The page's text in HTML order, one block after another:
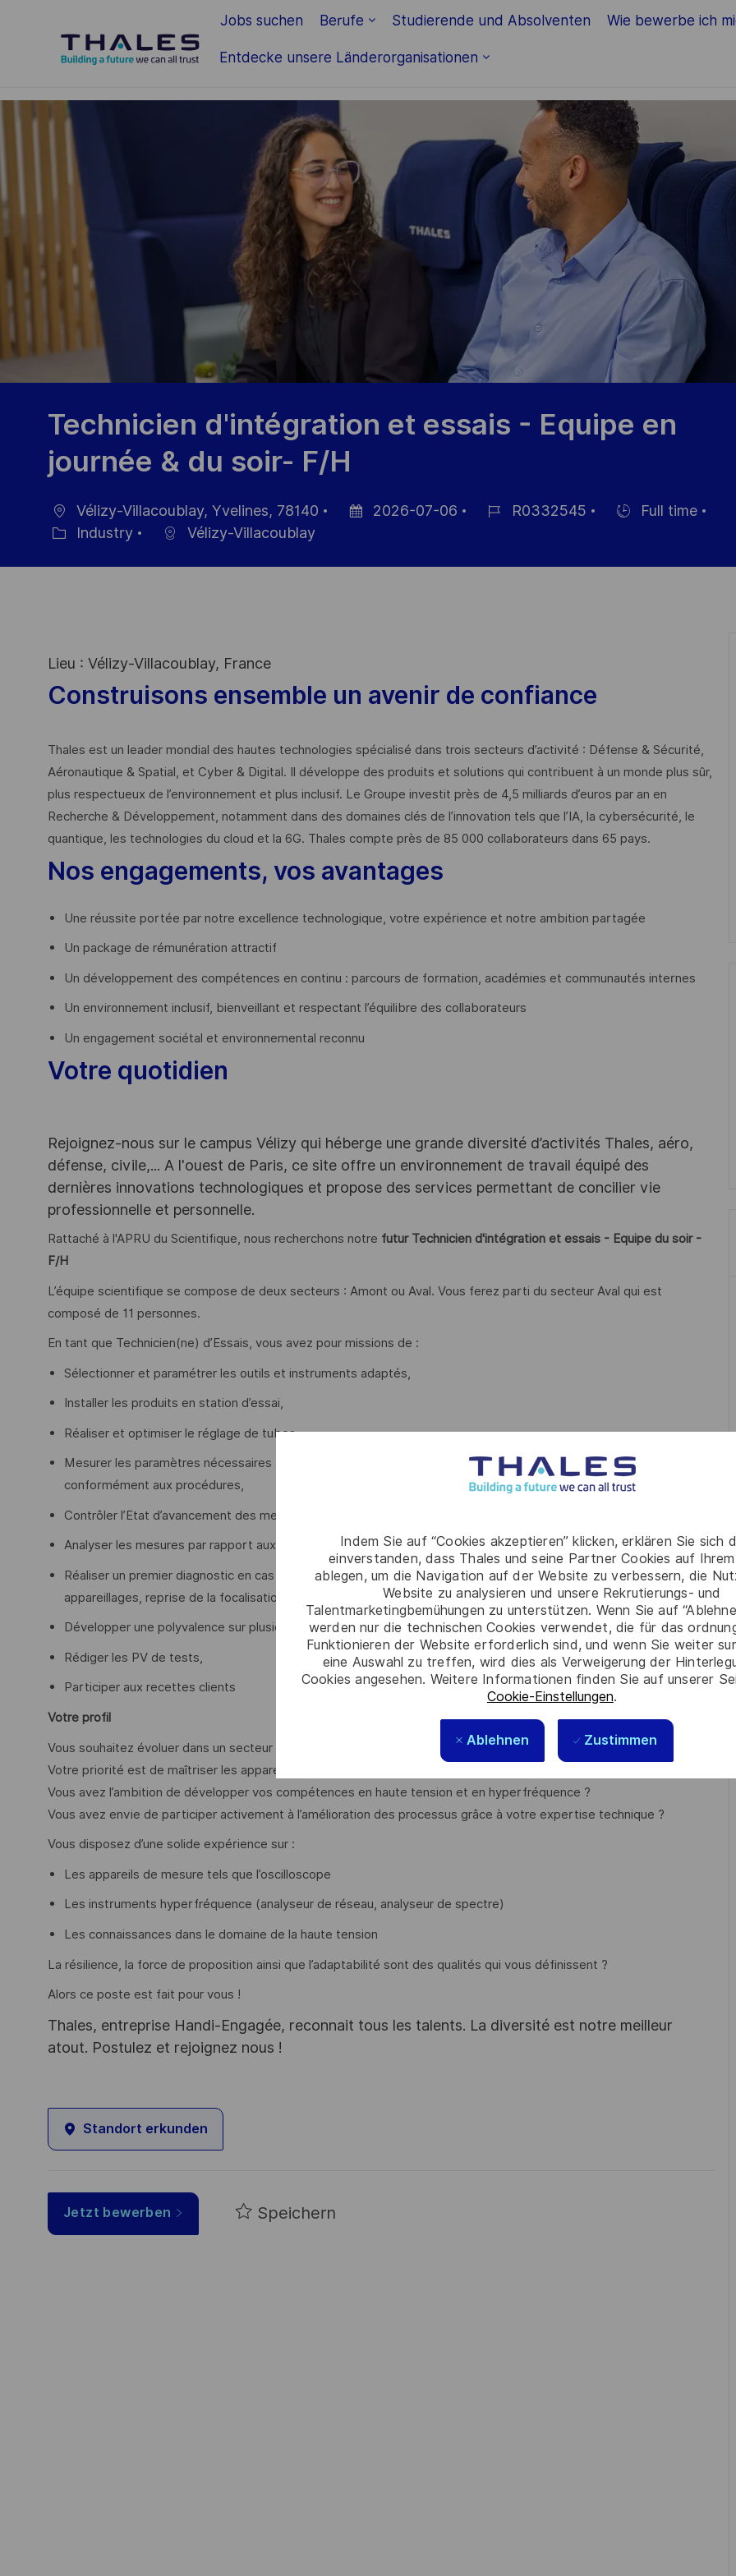
Jobs suchen Berufe Studierende und Absolventen Wie bewerbe ich
Entdecke unsere Länderorganisationen
-
Indem Sie auf “Cookies akzeptieren” klicken, erklären Sie sich
einverstanden, dass Thales und seine Partner Cookies auf
ablegen, um die Navigation auf der Website zu verbessern, die
Website zu analysieren und unsere Rekrutierungs- und
Talentmarketingbemühungen zu unterstützen. Wenn Sie auf
werden nur die technischen Cookies verwendet, die für das
Funktionieren der Website erforderlich sind, und wenn Sie weiter
eine Auswahl zu treffen, wird dies als Verweigerung der
Cookies angesehen. Weitere Informationen finden Sie auf unserer
Cookie-Einstellungen.
Ablehnen Zustimmen
Technicien d'intégration et essais - Equipe en
journée & du soir- F/H
Ort
Vélizy-Villacoublay, Yvelines, 78140
Veröffentlichung
2026-07-06
R0332545
Full time
Industry Vélizy-Villacoublay
Lieu : Vélizy-Villacoublay, France
Construisons ensemble un avenir de confiance
Thales est un leader mondial des hautes technologies spécialisé dans trois secteurs d’activité : Défense & Sécurité,
Aéronautique & Spatial, et Cyber & Digital. Il développe des produits et solutions qui contribuent à un monde plus sûr,
plus respectueux de l’environnement et plus inclusif. Le Groupe investit près de 4,5 milliards d’euros par an en
Recherche & Développement, notamment dans des domaines clés de l’innovation tels que l’IA, la cybersécurité, le
quantique, les technologies du cloud et la 6G. Thales compte près de 85 000 collaborateurs dans 65 pays. ​
Nos engagements, vos avantages
Une réussite portée par notre excellence technologique, votre expérience et notre ambition partagée
Un package de rémunération attractif
Un développement des compétences en continu : parcours de formation, académies et communautés internes
Un environnement inclusif, bienveillant et respectant l’équilibre des collaborateurs
Un engagement sociétal et environnemental reconnu
Votre quotidien
Rejoignez-nous sur le campus Vélizy qui héberge une grande diversité d’activités Thales, aéro,
défense, civile,... A l'ouest de Paris, ce site offre un environnement de travail équipé des
dernières innovations technologiques et propose des services permettant de concilier vie
professionnelle et personnelle.
Rattaché à l'APRU du Scientifique, nous recherchons notre futur Technicien d'intégration et essais - Equipe du soir -
F/H
L’équipe scientifique se compose de deux secteurs : Amont ou Aval. Vous ferez parti du secteur Aval qui est
composé de 11 personnes.
En tant que Technicien(ne) d’Essais, vous avez pour missions de :
Sélectionner et paramétrer les outils et instruments adaptés,
Installer les produits en station d’essai,
Réaliser et optimiser le réglage de tubes,
Mesurer les paramètres nécessaires à la validation du réglage : mesure électriques et hyperfréquences
conformément aux procédures,
Contrôler l’Etat d’avancement des mesures (écran de contrôle, fiche de relevé manuel),
Analyser les mesures par rapport aux critères (spécifications, mesures antérieures, …),
Réaliser un premier diagnostic en cas de non-conformité : vérification de la mesure, du bon fonctionnement des
appareillages, reprise de la focalisation,
Développer une polyvalence sur plusieurs stations d’essais,
Rédiger les PV de tests,
Participer aux recettes clients
Votre profil
Vous souhaitez évoluer dans un secteur technique exigeant et innovant ?
Votre priorité est de maîtriser les appareils de mesure pour garantir la précision des analyses ?
Vous avez l’ambition de développer vos compétences en haute tension et en hyperfréquence ?
Vous avez envie de participer activement à l’amélioration des processus grâce à votre expertise technique ?
Vous disposez d’une solide expérience sur :
Les appareils de mesure tels que l’oscilloscope
Les instruments hyperfréquence (analyseur de réseau, analyseur de spectre)
Les connaissances dans le domaine de la haute tension
La résilience, la force de proposition ainsi que l’adaptabilité sont des qualités qui vous définissent ?
Alors ce poste est fait pour vous !
Thales, entreprise Handi-Engagée, reconnait tous les talents. La diversité est notre meilleur
atout. Postulez et rejoignez nous !
Standort erkunden
Jetzt bewerben Speichern